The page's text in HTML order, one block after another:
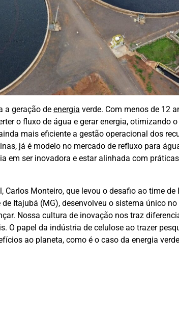
a geração de energia verde. Com menos de 12
o fluxo de água e gerar energia, otimizando
mais eficiente a gestão operacional dos
já é modelo no mercado de refluxo para
em ser inovadora e estar alinhada com
Monteiro, que levou o desafio ao time de
Itajubá (MG), desenvolveu o sistema único
Nossa cultura de inovação nos traz
O papel da indústria de celulose ao trazer
ao planeta, como é o caso da energia